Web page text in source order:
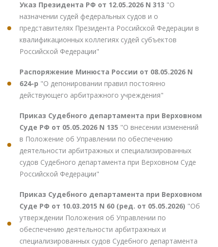
Указ Президента РФ от 12.05.2026 N 313 "О
назначении судей федеральных судов и о
представителях Президента Российской Федерации в
квалификационных коллегиях судей субъектов
Российской Федерации"
Распоряжение Минюста России от 08.05.2026 N
624-р "О депонировании правил постоянно
действующего арбитражного учреждения"
Приказ Судебного департамента при Верховном
Суде РФ от 05.05.2026 N 135 "О внесении изменений
в Положение об Управлении по обеспечению
деятельности арбитражных и специализированных
судов Судебного департамента при Верховном Суде
Российской Федерации"
Приказ Судебного департамента при Верховном
Суде РФ от 10.03.2015 N 60 (ред. от 05.05.2026) "Об
утверждении Положения об Управлении по
обеспечению деятельности арбитражных и
специализированных судов Судебного департамента